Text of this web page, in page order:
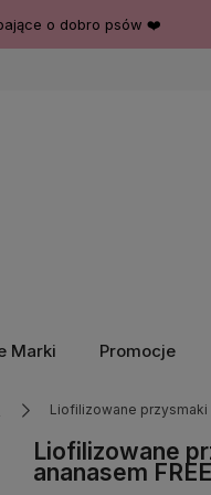
o dobro psów ❤️
Marki Promocje
Liofilizowane przysmaki
Liofilizowane
ananasem